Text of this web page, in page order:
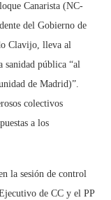
Canarista (NC-
del Gobierno de
Clavijo, lleva al
sanidad pública “al
de Madrid)”.
colectivos
a los
la sesión de control
de CC y el PP